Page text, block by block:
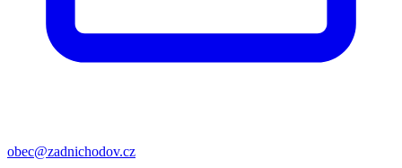
obec@zadnichodov.cz